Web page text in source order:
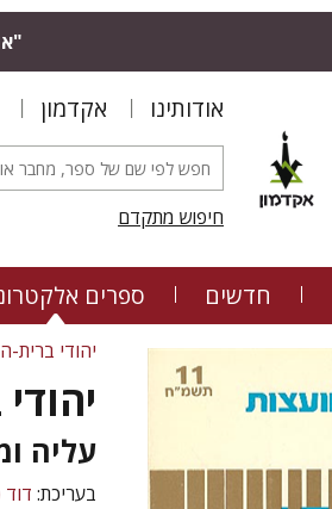
אודותינו אקדמון
חיפוש מתקדם
חדשים ספרים
יהודי ברית-
עליה
בעריכת: